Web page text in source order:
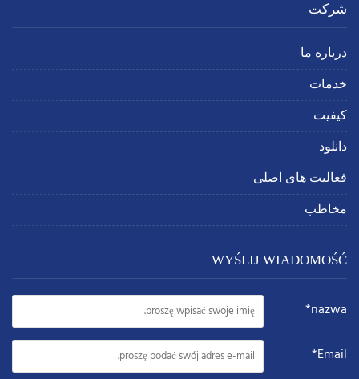
شرکت
درباره ما
خدمات
کیفیت
دانلود
فعالیت های اصلی
مخاطب
WYŚLIJ WIADOMOŚĆ
nazwa*
Email*